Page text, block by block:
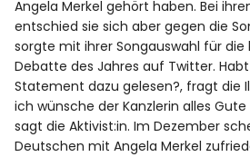
Angela Merkel gehört haben. Bei
entschied sie sich aber gegen die
sorgte mit ihrer Songauswahl für die
Debatte des Jahres auf Twitter. Habt
Statement dazu gelesen?, fragt die
ich wünsche der Kanzlerin alles
sagt die Aktivist:in. Im Dezember
Deutschen mit Angela Merkel